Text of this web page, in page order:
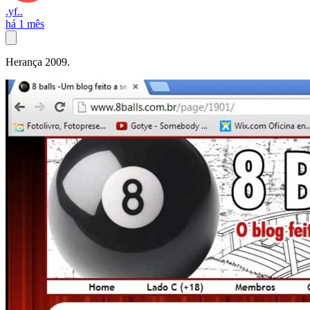
.yf..
há 1 mês
Herança 2009.